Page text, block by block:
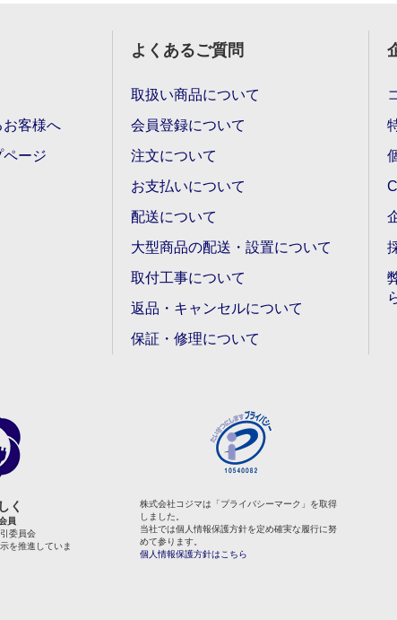
お客様へ
ージ
よくあるご質問
取扱い商品について
会員登録について
注文について
お支払いについて
配送について
大型商品の配送・設置について
取付工事について
返品・キャンセルについて
保証・修理について
く
員
委員会
を推進していま
株式会社コジマは「プライバシーマーク」を取得
しました。
当社では個人情報保護方針を定め確実な履行に努
めて参ります。
個人情報保護方針はこちら